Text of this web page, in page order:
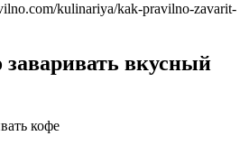
kulinariya/kak-pravilno-zavarit-
вкусный